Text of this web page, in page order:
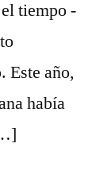
tiempo -
Este año,
había